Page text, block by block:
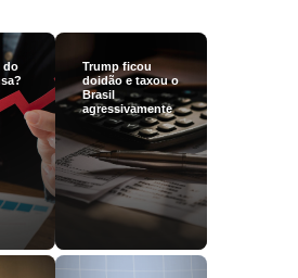
do
Trump ficou
doidão e taxou o
Brasil
agressivamente